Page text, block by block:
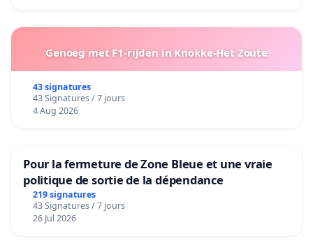
Genoeg met F1-rijden in Knokke-Het Zoute
43 signatures
43 Signatures / 7 jours
4 Aug 2026
Pour la fermeture de Zone Bleue et une vraie
politique de sortie de la dépendance
219 signatures
43 Signatures / 7 jours
26 Jul 2026